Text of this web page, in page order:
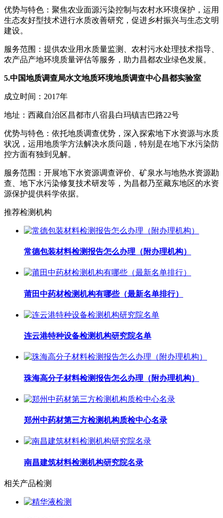
优势与特色：聚焦农业面源污染控制与农村水环境保护，运用
生态友好型技术进行水质改善研究，促进乡村振兴与生态文明
建设。
服务范围：提供农业用水质量监测、农村污水处理技术指导、
农产品产地环境质量评估等服务，助力昌都农业绿色发展。
5.中国地质调查局水文地质环境地质调查中心昌都实验室
成立时间：2017年
地址：西藏自治区昌都市八宿县白玛镇吉巴路22号
优势与特色：依托地质调查优势，深入探索地下水资源与水质
状况，运用地质学方法解决水质问题，特别是在地下水污染防
控方面有独到见解。
服务范围：开展地下水资源调查评价、矿泉水与地热水资源勘
查、地下水污染修复技术研发等，为昌都乃至藏东地区的水资
源保护提供科学依据。
推荐检测机构
常德包装材料检测报告怎么办理（附办理机构）
莆田中药材检测机构有哪些（最新名单排行）
连云港特种设备检测机构研究院名单
珠海高分子材料检测报告怎么办理（附办理机构）
郑州中药材第三方检测机构质检中心名录
南昌建筑材料检测机构研究院名录
相关产品检测